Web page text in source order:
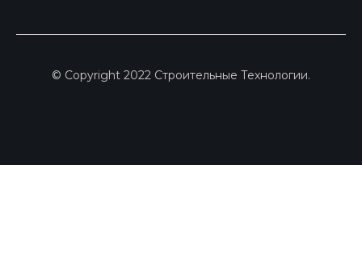
© Copyright 2022 Строительные Технологии.